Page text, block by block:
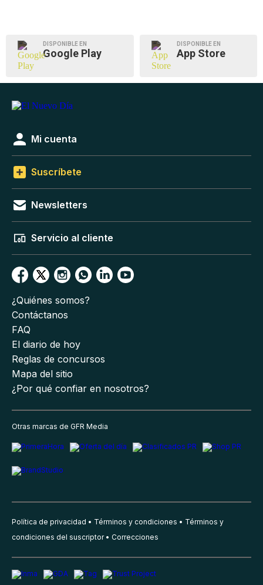
DISPONIBLE EN
Google Play
DISPONIBLE EN
App Store
Mi cuenta
Suscríbete
Newsletters
Servicio al cliente
¿Quiénes somos?
Contáctanos
FAQ
El diario de hoy
Reglas de concursos
Mapa del sitio
¿Por qué confiar en nosotros?
Otras marcas de GFR Media
Política de privacidad Términos y condiciones
Términos y
condiciones del suscriptor
Correcciones